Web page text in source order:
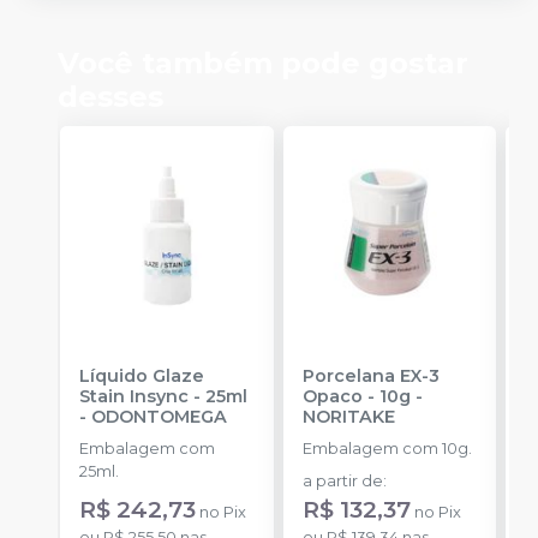
Líquido Glaze
Stain Insync - 25ml
- ODONTOMEGA
Embalagem com
25ml.
R$ 242,73 no Pix
Porcelana EX-3
Opaco - 10g -
NORITAKE
Embalagem com 10g.
a partir de:
R$ 132,37 no Pix